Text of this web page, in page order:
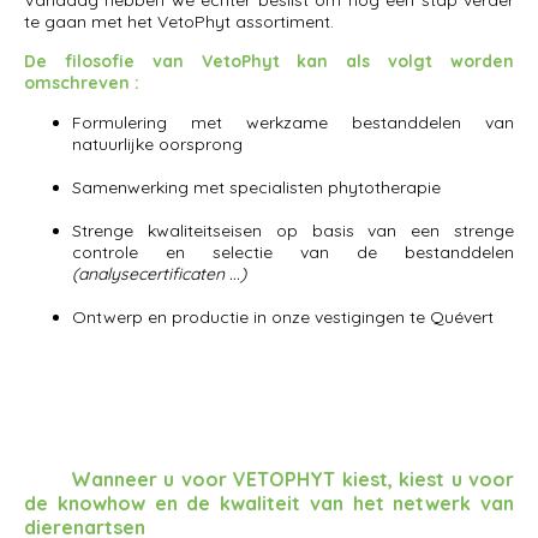
te gaan met het VetoPhyt assortiment.
De filosofie van VetoPhyt kan als volgt worden
omschreven :
Formulering met werkzame bestanddelen van
natuurlijke oorsprong
Samenwerking met specialisten phytotherapie
Strenge kwaliteitseisen op basis van een strenge
controle en selectie van de bestanddelen
(analysecertificaten ...)
Ontwerp en productie in onze vestigingen te Quévert
Wanneer u voor VETOPHYT kiest, kiest u voor
de knowhow en de kwaliteit van het netwerk van
dierenartsen